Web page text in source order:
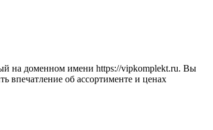
на доменном имени https://vipkomplekt.ru. Вы
впечатление об ассортименте и ценах